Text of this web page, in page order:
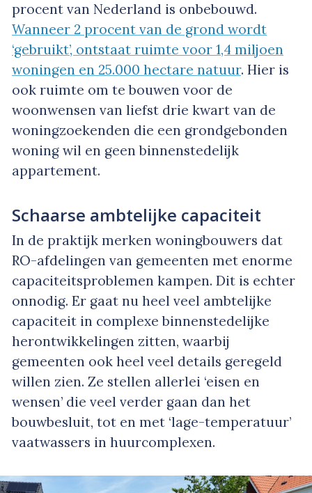
procent van Nederland is onbebouwd.
Wanneer 2 procent van de grond wordt
‘gebruikt’, ontstaat ruimte voor 1,4 miljoen
woningen en 25.000 hectare natuur. Hier is
ook ruimte om te bouwen voor de
woonwensen van liefst drie kwart van de
woningzoekenden die een grondgebonden
woning wil en geen binnenstedelijk
appartement.
Schaarse ambtelijke capaciteit
In de praktijk merken woningbouwers dat
RO-afdelingen van gemeenten met enorme
capaciteitsproblemen kampen. Dit is echter
onnodig. Er gaat nu heel veel ambtelijke
capaciteit in complexe binnenstedelijke
herontwikkelingen zitten, waarbij
gemeenten ook heel veel details geregeld
willen zien. Ze stellen allerlei ‘eisen en
wensen’ die veel verder gaan dan het
bouwbesluit, tot en met ‘lage-temperatuur’
vaatwassers in huurcomplexen.